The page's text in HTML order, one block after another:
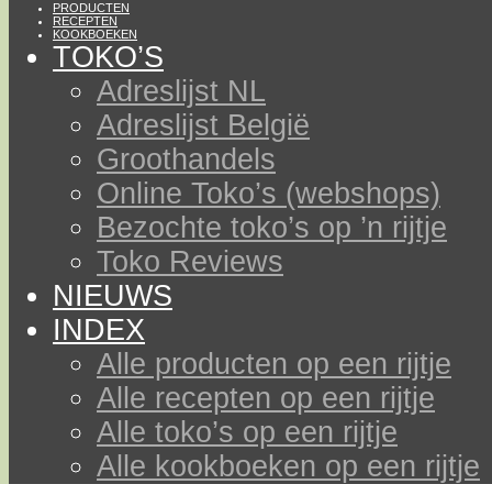
PRODUCTEN
RECEPTEN
KOOKBOEKEN
TOKO’S
Adreslijst NL
Adreslijst België
Groothandels
Online Toko’s (webshops)
Bezochte toko’s op ’n rijtje
Toko Reviews
NIEUWS
INDEX
Alle producten op een rijtje
Alle recepten op een rijtje
Alle toko’s op een rijtje
Alle kookboeken op een rijtje